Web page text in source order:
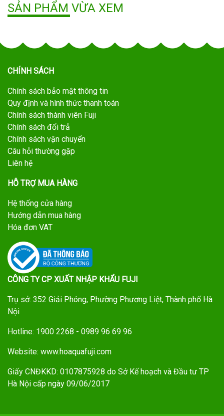
SẢN PHẨM VỪA XEM
CHÍNH SÁCH
Chính sách bảo mật thông tin
Quy định và hình thức thanh toán
Chính sách thành viên Fuji
Chính sách đổi trả
Chính sách vận chuyển
Câu hỏi thường gặp
Liên hệ
HỖ TRỢ MUA HÀNG
Hệ thống cửa hàng
Hướng dẫn mua hàng
Hóa đơn VAT
CÔNG TY CP XUẤT NHẬP KHẨU FUJI
Trụ sở: 352 Giải Phóng, Phường Phương Liệt, Thành phố Hà
Nội
Hotline: 1900 2268 - 0989 96 69 96
Website: www.hoaquafuji.com
Giấy CNĐKKD: 0107875928 do Sở Kế hoạch và Đầu tư TP
Hà Nội cấp ngày 09/06/2017